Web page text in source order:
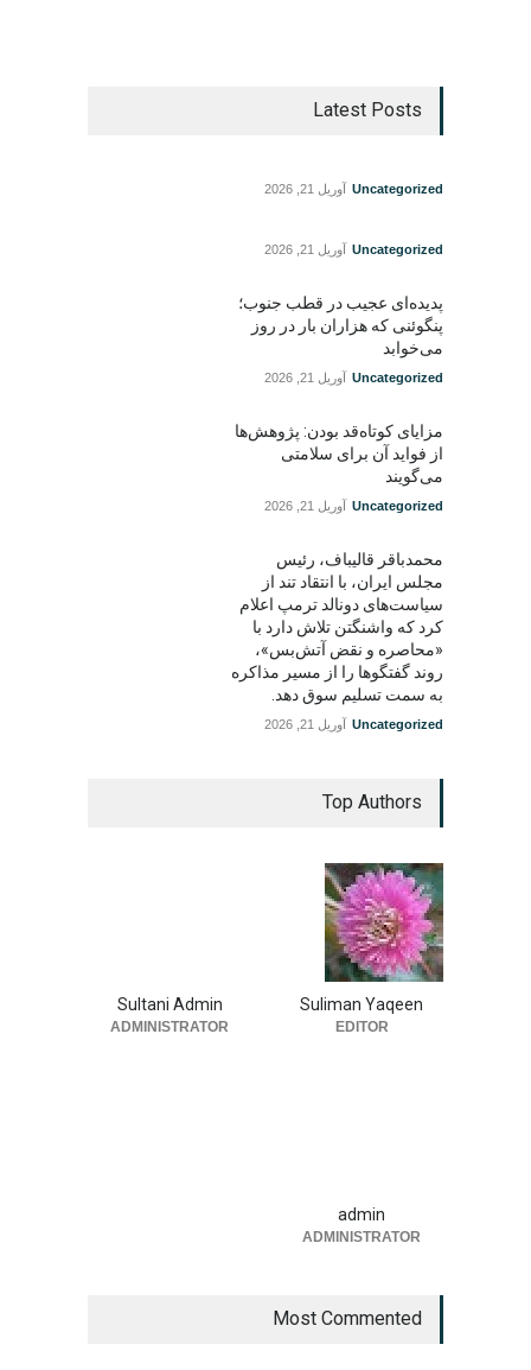
Latest Posts
Uncategorized آوریل 21, 2026
Uncategorized آوریل 21, 2026
پدیده‌ای عجیب در قطب جنوب؛
پنگوئنی که هزاران بار در روز
می‌خوابد
Uncategorized آوریل 21, 2026
مزایای کوتاه‌قد بودن: پژوهش‌ها
از فواید آن برای سلامتی
می‌گویند
Uncategorized آوریل 21, 2026
محمدباقر قالیباف، رئیس
مجلس ایران، با انتقاد تند از
سیاست‌های دونالد ترمپ اعلام
کرد که واشنگتن تلاش دارد با
«محاصره و نقض آتش‌بس»،
روند گفتگوها را از مسیر مذاکره
به سمت تسلیم سوق دهد.
Uncategorized آوریل 21, 2026
Top Authors
Suliman Yaqeen
EDITOR
Sultani Admin
ADMINISTRATOR
admin
ADMINISTRATOR
Most Commented